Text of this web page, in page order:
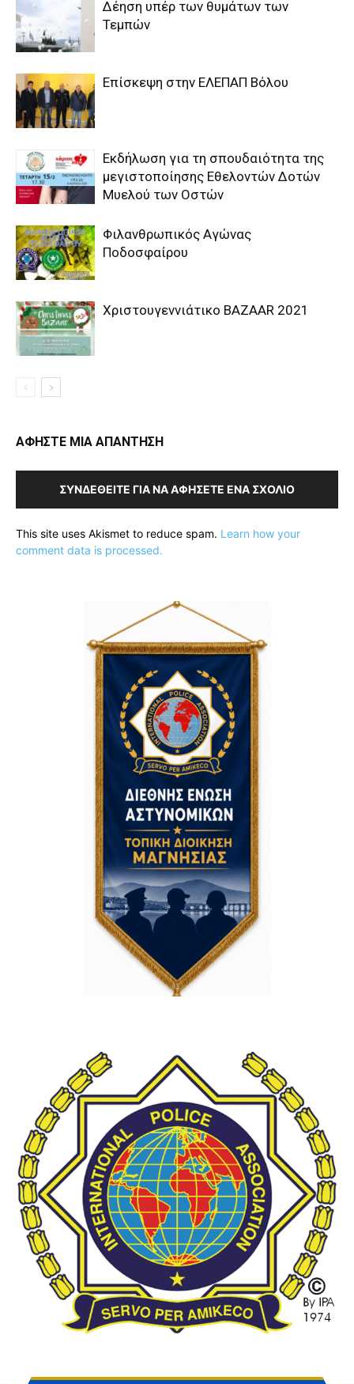
Δέηση υπέρ των θυμάτων των
Τεμπών
Επίσκεψη στην ΕΛΕΠΑΠ Βόλου
Εκδήλωση για τη σπουδαιότητα της
μεγιστοποίησης Εθελοντών Δοτών
Μυελού των Οστών
Φιλανθρωπικός Αγώνας
Ποδοσφαίρου
Χριστουγεννιάτικο BAZAAR 2021
ΑΦΗΣΤΕ ΜΙΑ ΑΠΑΝΤΗΣΗ
ΣΥΝΔΕΘΕΊΤΕ ΓΙΑ ΝΑ ΑΦΉΣΕΤΕ ΈΝΑ ΣΧΌΛΙΟ
This site uses Akismet to reduce spam. Learn how your
comment data is processed.